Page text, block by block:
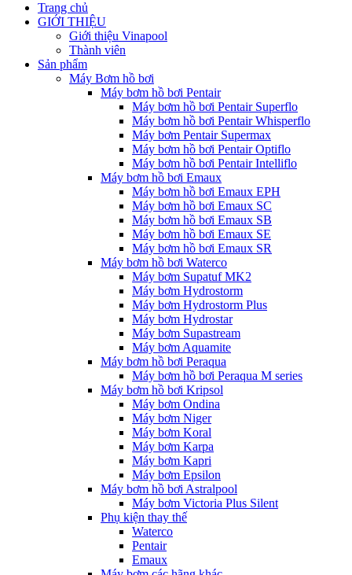
Trang chủ
GIỚI THIỆU
Giới thiệu Vinapool
Thành viên
Sản phẩm
Máy Bơm hồ bơi
Máy bơm hồ bơi Pentair
Máy bơm hồ bơi Pentair Superflo
Máy bơm hồ bơi Pentair Whisperflo
Máy bơm Pentair Supermax
Máy bơm hồ bơi Pentair Optiflo
Máy bơm hồ bơi Pentair Intelliflo
Máy bơm hồ bơi Emaux
Máy bơm hồ bơi Emaux EPH
Máy bơm hồ bơi Emaux SC
Máy bơm hồ bơi Emaux SB
Máy bơm hồ bơi Emaux SE
Máy bơm hồ bơi Emaux SR
Máy bơm hồ bơi Waterco
Máy bơm Supatuf MK2
Máy bơm Hydrostorm
Máy bơm Hydrostorm Plus
Máy bơm Hydrostar
Máy bơm Supastream
Máy bơm Aquamite
Máy bơm hồ bơi Peraqua
Máy bơm hồ bơi Peraqua M series
Máy bơm hồ bơi Kripsol
Máy bơm Ondina
Máy bơm Niger
Máy bơm Koral
Máy bơm Karpa
Máy bơm Kapri
Máy bơm Epsilon
Máy bơm hồ bơi Astralpool
Máy bơm Victoria Plus Silent
Phụ kiện thay thế
Waterco
Pentair
Emaux